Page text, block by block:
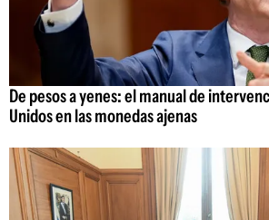
De pesos a yenes: el manual de
Unidos en las monedas ajenas